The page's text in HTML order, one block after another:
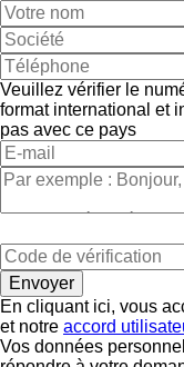
Veuillez vérifier le
format international et
pas avec ce pays
En cliquant ici, vous
et notre accord
Vos données